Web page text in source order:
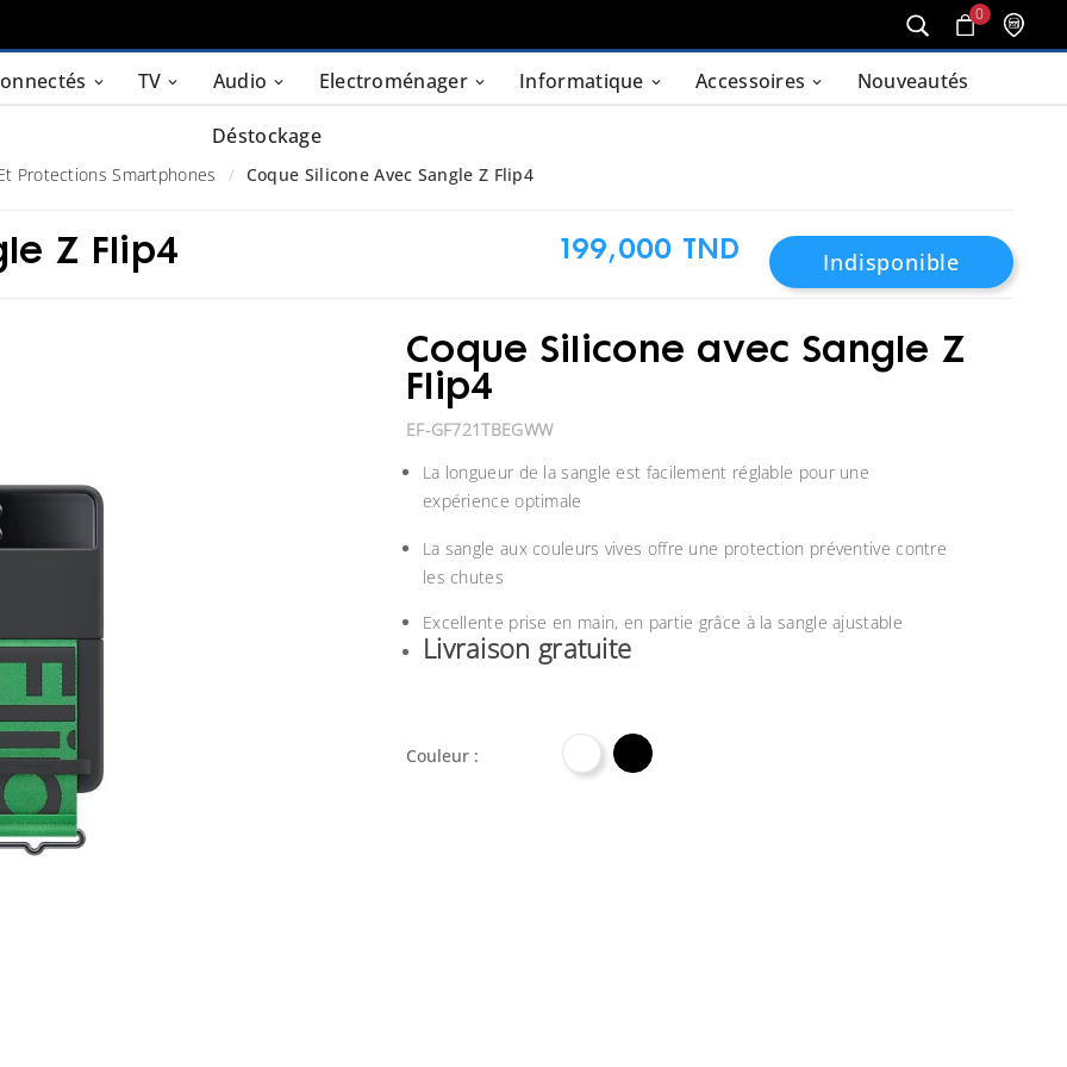
0
TV Audio Electroménager Informatique Accessoires Nouveautés
Déstockage
Protections Smartphones Coque Silicone Avec Sangle Z Flip4
Z Flip4 199,000 TND Indisponible
Coque Silicone avec Sangle Z
Flip4
EF-GF721TBEGWW
La longueur de la sangle est facilement réglable pour une
expérience optimale
La sangle aux couleurs vives offre une protection préventive contre
les chutes
Excellente prise en main, en partie grâce à la sangle ajustable
Livraison gratuite
Couleur :